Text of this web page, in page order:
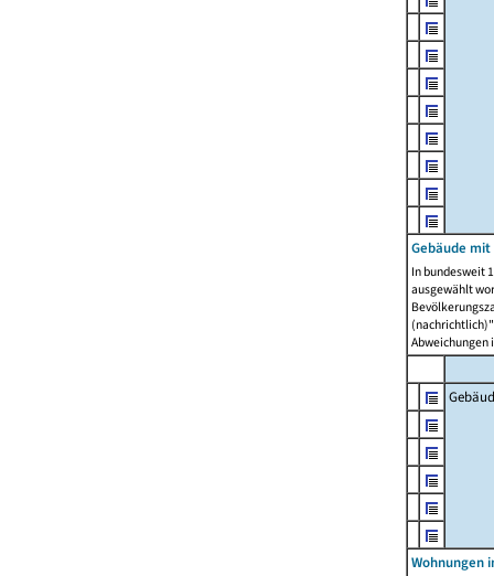
Gebäude mit
In bundesweit
ausgewählt
Abweichungen
Wohnungen